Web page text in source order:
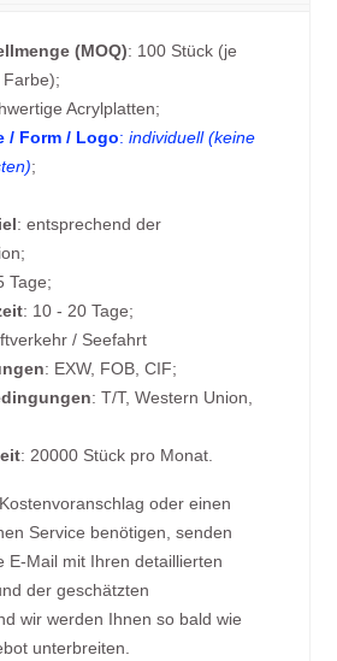
(MOQ): 100 Stück (je
Acrylplatten;
/ Form / Logo:individuell (keine
;
: entsprechend der
Tage;
: 10 - 20 Tage;
/ Seefahrt
: EXW, FOB, CIF;
: T/T, Western Union,
: 20000 Stück pro Monat.
oder einen
Service benötigen, senden
E-Mail mit Ihren detaillierten
der geschätzten
wir werden Ihnen so bald wie
unterbreiten.